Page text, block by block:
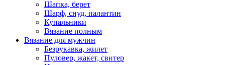
Шапка, берет
Шарф, снуд, палантин
Купальники
Вязание полным
Вязание для мужчин
Безрукавка, жилет
Пуловер, жакет, свитер